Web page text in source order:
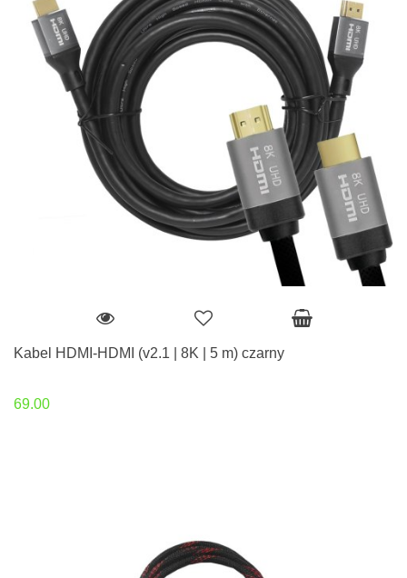
Kabel HDMI-HDMI (v2.1 | 8K | 5 m) czarny
69.00